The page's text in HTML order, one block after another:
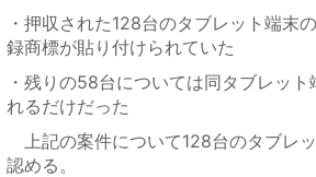
・押収された128台のタブレット端末
録商標が貼り付けられていた
・残りの58台については同タブレッ
れるだけだった
上記の案件について128台のタブレ
認める。